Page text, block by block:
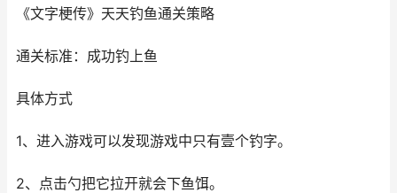
《文字梗传》天天钓鱼通关策略
通关标准：成功钓上鱼
具体方式
1、进入游戏可以发现游戏中只有壹个钓字。
2、点击勺把它拉开就会下鱼饵。